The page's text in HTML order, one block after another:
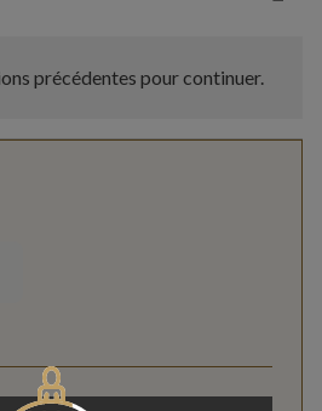
précédentes pour continuer.